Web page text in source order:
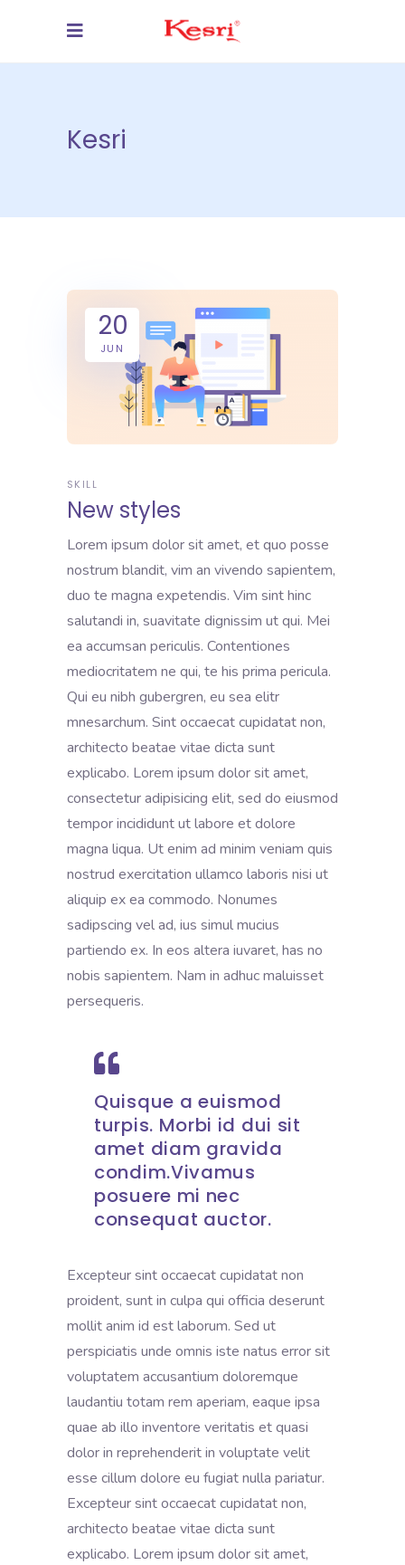
Kesri
20
JUN
SKILL
New styles
Lorem ipsum dolor sit amet, et quo posse
nostrum blandit, vim an vivendo sapientem,
duo te magna expetendis. Vim sint hinc
salutandi in, suavitate dignissim ut qui. Mei
ea accumsan periculis. Contentiones
mediocritatem ne qui, te his prima pericula.
Qui eu nibh gubergren, eu sea elitr
mnesarchum. Sint occaecat cupidatat non,
architecto beatae vitae dicta sunt
explicabo. Lorem ipsum dolor sit amet,
consectetur adipisicing elit, sed do eiusmod
tempor incididunt ut labore et dolore
magna liqua. Ut enim ad minim veniam quis
nostrud exercitation ullamco laboris nisi ut
aliquip ex ea commodo. Nonumes
sadipscing vel ad, ius simul mucius
partiendo ex. In eos altera iuvaret, has no
nobis sapientem. Nam in adhuc maluisset
persequeris.
Quisque a euismod
turpis. Morbi id dui sit
amet diam gravida
condim.Vivamus
posuere mi nec
consequat auctor.
Excepteur sint occaecat cupidatat non
proident, sunt in culpa qui officia deserunt
mollit anim id est laborum. Sed ut
perspiciatis unde omnis iste natus error sit
voluptatem accusantium doloremque
laudantiu totam rem aperiam, eaque ipsa
quae ab illo inventore veritatis et quasi
dolor in reprehenderit in voluptate velit
esse cillum dolore eu fugiat nulla pariatur.
Excepteur sint occaecat cupidatat non,
architecto beatae vitae dicta sunt
explicabo. Lorem ipsum dolor sit amet,